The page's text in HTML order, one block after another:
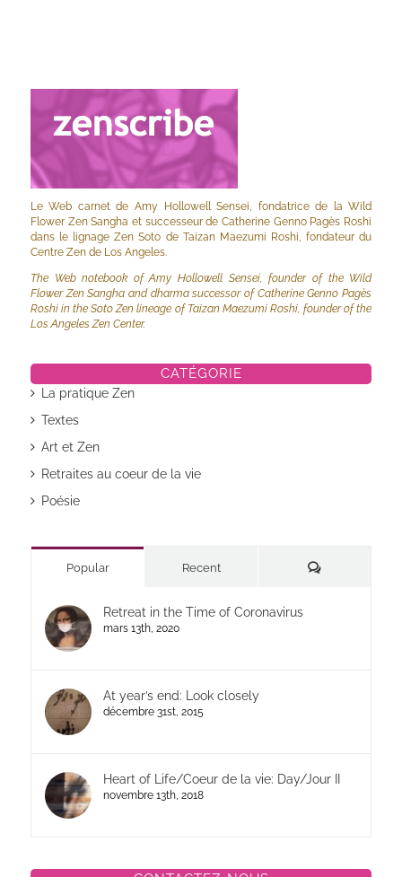
Le Web carnet de Amy Hollowell Sensei, fondatrice de la Wild
Flower Zen Sangha et successeur de Catherine Genno Pagès Roshi
dans le lignage Zen Soto de Taizan Maezumi Roshi, fondateur du
Centre Zen de Los Angeles.
The Web notebook of Amy Hollowell Sensei, founder of the Wild
Flower Zen Sangha and dharma successor of Catherine Genno Pagès
Roshi in the Soto Zen lineage of Taizan Maezumi Roshi, founder of the
Los Angeles Zen Center.
CATÉGORIE
La pratique Zen
Textes
Art et Zen
Retraites au coeur de la vie
Poésie
Popular Recent Commentaires
Retreat in the Time of Coronavirus
mars 13th, 2020
At year’s end: Look closely
décembre 31st, 2015
Heart of Life/Coeur de la vie: Day/Jour II
novembre 13th, 2018